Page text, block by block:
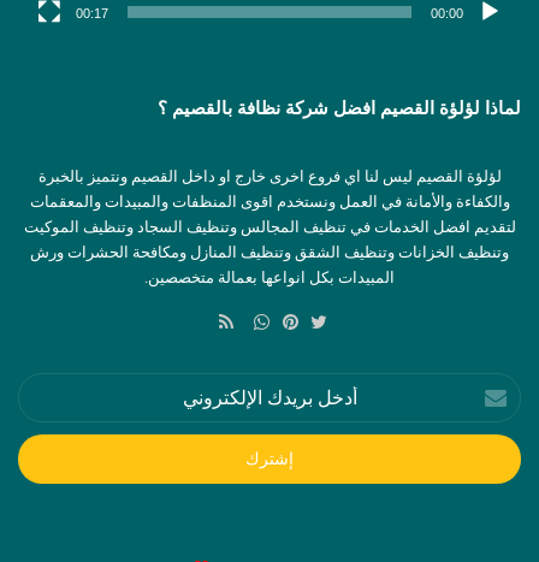
00:00
00:17
لماذا لؤلؤة القصيم افضل شركة نظافة بالقصيم ؟
لؤلؤة القصيم ليس لنا اي فروع اخرى خارج او داخل القصيم ونتميز بالخبرة
والكفاءة والأمانة في العمل ونستخدم اقوى المنظفات والمبيدات والمعقمات
لتقديم افضل الخدمات في تنظيف المجالس وتنظيف السجاد وتنظيف الموكيت
وتنظيف الخزانات وتنظيف الشقق وتنظيف المنازل ومكافحة الحشرات ورش
المبيدات بكل انواعها بعمالة متخصصين.
RSS
أدخل
بريدك
الإلكتروني